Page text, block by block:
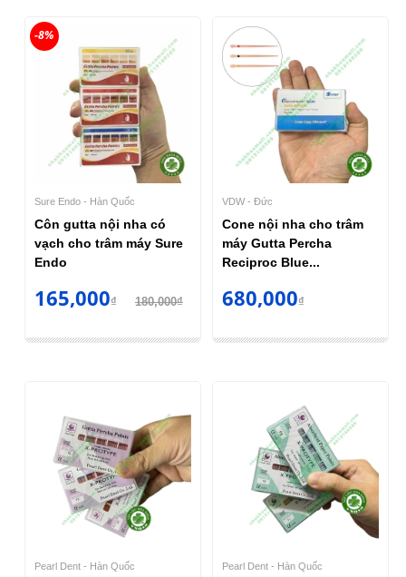
Sure Endo - Hàn Quốc
Côn gutta nội nha có
vạch cho trâm máy Sure
Endo
165,000₫ 180,000₫
-8%
VDW - Đức
Cone nội nha cho trâm
máy Gutta Percha
Reciproc Blue...
680,000₫
Pearl Dent - Hàn Quốc Pearl Dent - Hàn Quốc